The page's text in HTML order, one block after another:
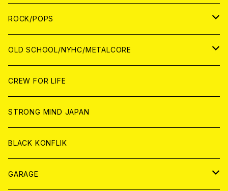
WORLD
ANALOG
CD
ANALOG
CD
ANALOG
WOLRD
CD
ANALOG
JAPAN
CD
ANALOG
WORLD
CD
ANALOG
ROCK/POPS
JAPAN
CD
ANALOG
WORLD
CD
ANALOG
OLD SCHOOL/NYHC/METALCORE
JAPAN
CD
ANALOG
WORLD
CD
ANALOG
CREW FOR LIFE
STRONG MIND JAPAN
BLACK KONFLIK
GARAGE